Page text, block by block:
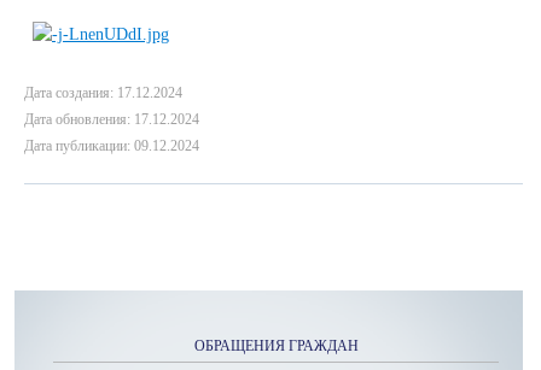
Дата создания: 17.12.2024
Дата обновления: 17.12.2024
Дата публикации: 09.12.2024
ОБРАЩЕНИЯ ГРАЖДАН